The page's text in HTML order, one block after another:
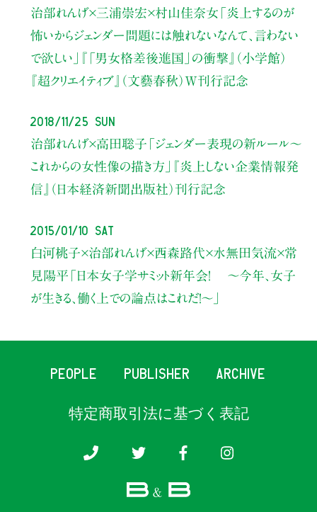
治部れんげ×三浦崇宏×村山佳奈女 「炎上するのが
怖いからジェンダー問題には触れないなんて、言わない
で欲しい」
『「男女格差後進国」の衝撃』（小学館）
『超クリエイティブ』（文藝春秋）W刊行記念
2018/11/25 Sun
治部れんげ×高田聡子 「ジェンダー表現の新ルール〜
これからの女性像の描き方」
『炎上しない企業情報発
信』（日本経済新聞出版社）刊行記念
2015/01/10 Sat
白河桃子×治部れんげ×西森路代×水無田気流×常
見陽平「日本女子学サミット新年会！ 〜今年、女子
が生きる、働く上での論点はこれだ！〜」
PEOPLE PUBLISHER ARCHIVE
特定商取引法に基づく表記